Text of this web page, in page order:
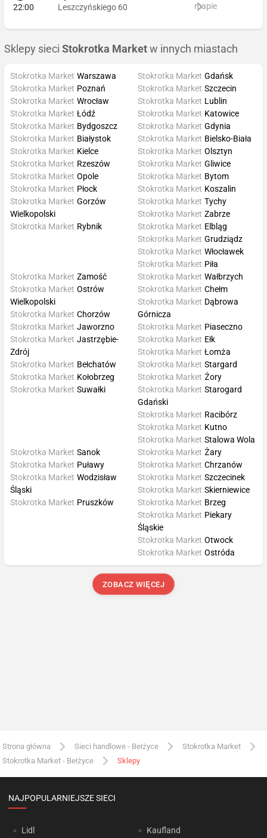
22:00
Leszczyńskiego 60
mapie
Sklepy sieci Stokrotka Market w innych miastach
Stokrotka Market Warszawa
Stokrotka Market Poznań
Stokrotka Market Wrocław
Stokrotka Market Łódź
Stokrotka Market Gdańsk
Stokrotka Market Szczecin
Stokrotka Market Lublin
Stokrotka Market Katowice
Stokrotka Market Bydgoszcz
Stokrotka Market Białystok
Stokrotka Market Kielce
Stokrotka Market Rzeszów
Stokrotka Market Gdynia
Stokrotka Market Bielsko-Biała
Stokrotka Market Olsztyn
Stokrotka Market Gliwice
Stokrotka Market Opole
Stokrotka Market Płock
Stokrotka Market Gorzów
Wielkopolski
Stokrotka Market Rybnik
Stokrotka Market Bytom
Stokrotka Market Koszalin
Stokrotka Market Tychy
Stokrotka Market Zabrze
Stokrotka Market Elbląg
Stokrotka Market Grudziądz
Stokrotka Market Włocławek
Stokrotka Market Piła
Stokrotka Market Zamość
Stokrotka Market Ostrów
Wielkopolski
Stokrotka Market Chorzów
Stokrotka Market Jaworzno
Stokrotka Market Wałbrzych
Stokrotka Market Chełm
Stokrotka Market Dąbrowa
Górnicza
Stokrotka Market Piaseczno
Stokrotka Market Jastrzębie-
Zdrój
Stokrotka Market Bełchatów
Stokrotka Market Kołobrzeg
Stokrotka Market Suwałki
Stokrotka Market Ełk
Stokrotka Market Łomża
Stokrotka Market Stargard
Stokrotka Market Żory
Stokrotka Market Starogard
Gdański
Stokrotka Market Racibórz
Stokrotka Market Kutno
Stokrotka Market Stalowa Wola
Stokrotka Market Sanok
Stokrotka Market Puławy
Stokrotka Market Wodzisław
Śląski
Stokrotka Market Pruszków
Stokrotka Market Żary
Stokrotka Market Chrzanów
Stokrotka Market Szczecinek
Stokrotka Market Skierniewice
Stokrotka Market Brzeg
Stokrotka Market Piekary
Śląskie
Stokrotka Market Otwock
Stokrotka Market Ostróda
ZOBACZ WIĘCEJ
Strona główna Sieci handlowe - Bełżyce
Stokrotka Market
Stokrotka Market - Bełżyce
Sklepy
NAJPOPULARNIEJSZE SIECI
Lidl Kaufland